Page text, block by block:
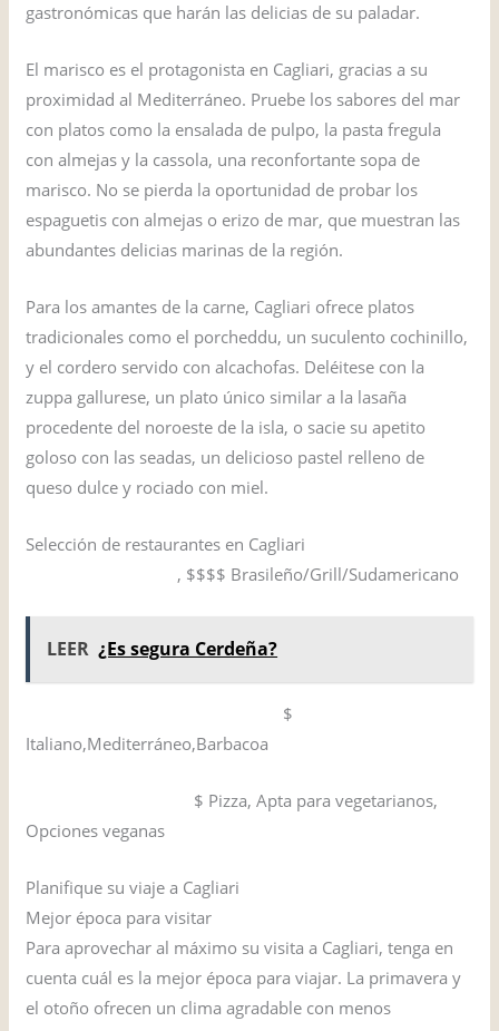
gastronómicas que harán las delicias de su paladar.
El marisco es el protagonista en Cagliari, gracias a su
proximidad al Mediterráneo. Pruebe los sabores del mar
con platos como la ensalada de pulpo, la pasta fregula
con almejas y la cassola, una reconfortante sopa de
marisco. No se pierda la oportunidad de probar los
espaguetis con almejas o erizo de mar, que muestran las
abundantes delicias marinas de la región.
Para los amantes de la carne, Cagliari ofrece platos
tradicionales como el porcheddu, un suculento cochinillo,
y el cordero servido con alcachofas. Deléitese con la
zuppa gallurese, un plato único similar a la lasaña
procedente del noroeste de la isla, o sacie su apetito
goloso con las seadas, un delicioso pastel relleno de
queso dulce y rociado con miel.
Selección de restaurantes en Cagliari
, $$$$ Brasileño/Grill/Sudamericano
LEER ¿Es segura Cerdeña?
$
Italiano,Mediterráneo,Barbacoa
$ Pizza, Apta para vegetarianos,
Opciones veganas
Planifique su viaje a Cagliari
Mejor época para visitar
Para aprovechar al máximo su visita a Cagliari, tenga en
cuenta cuál es la mejor época para viajar. La primavera y
el otoño ofrecen un clima agradable con menos